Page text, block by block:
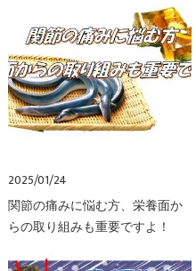
2025/01/24
関節の痛みに悩む方、栄養面か
らの取り組みも重要ですよ！